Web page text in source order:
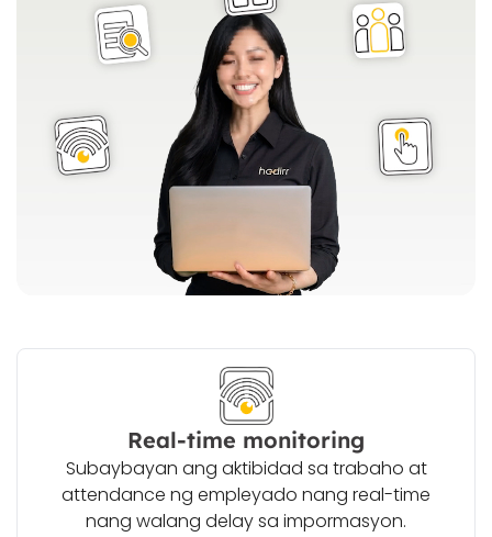
Real-time monitoring
Subaybayan ang aktibidad sa trabaho at
attendance ng empleyado nang real-time
nang walang delay sa impormasyon.